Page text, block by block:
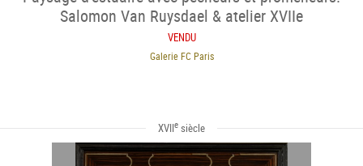
Salomon Van Ruysdael & atelier XVIIe
VENDU
Galerie FC Paris
XVIIe siècle